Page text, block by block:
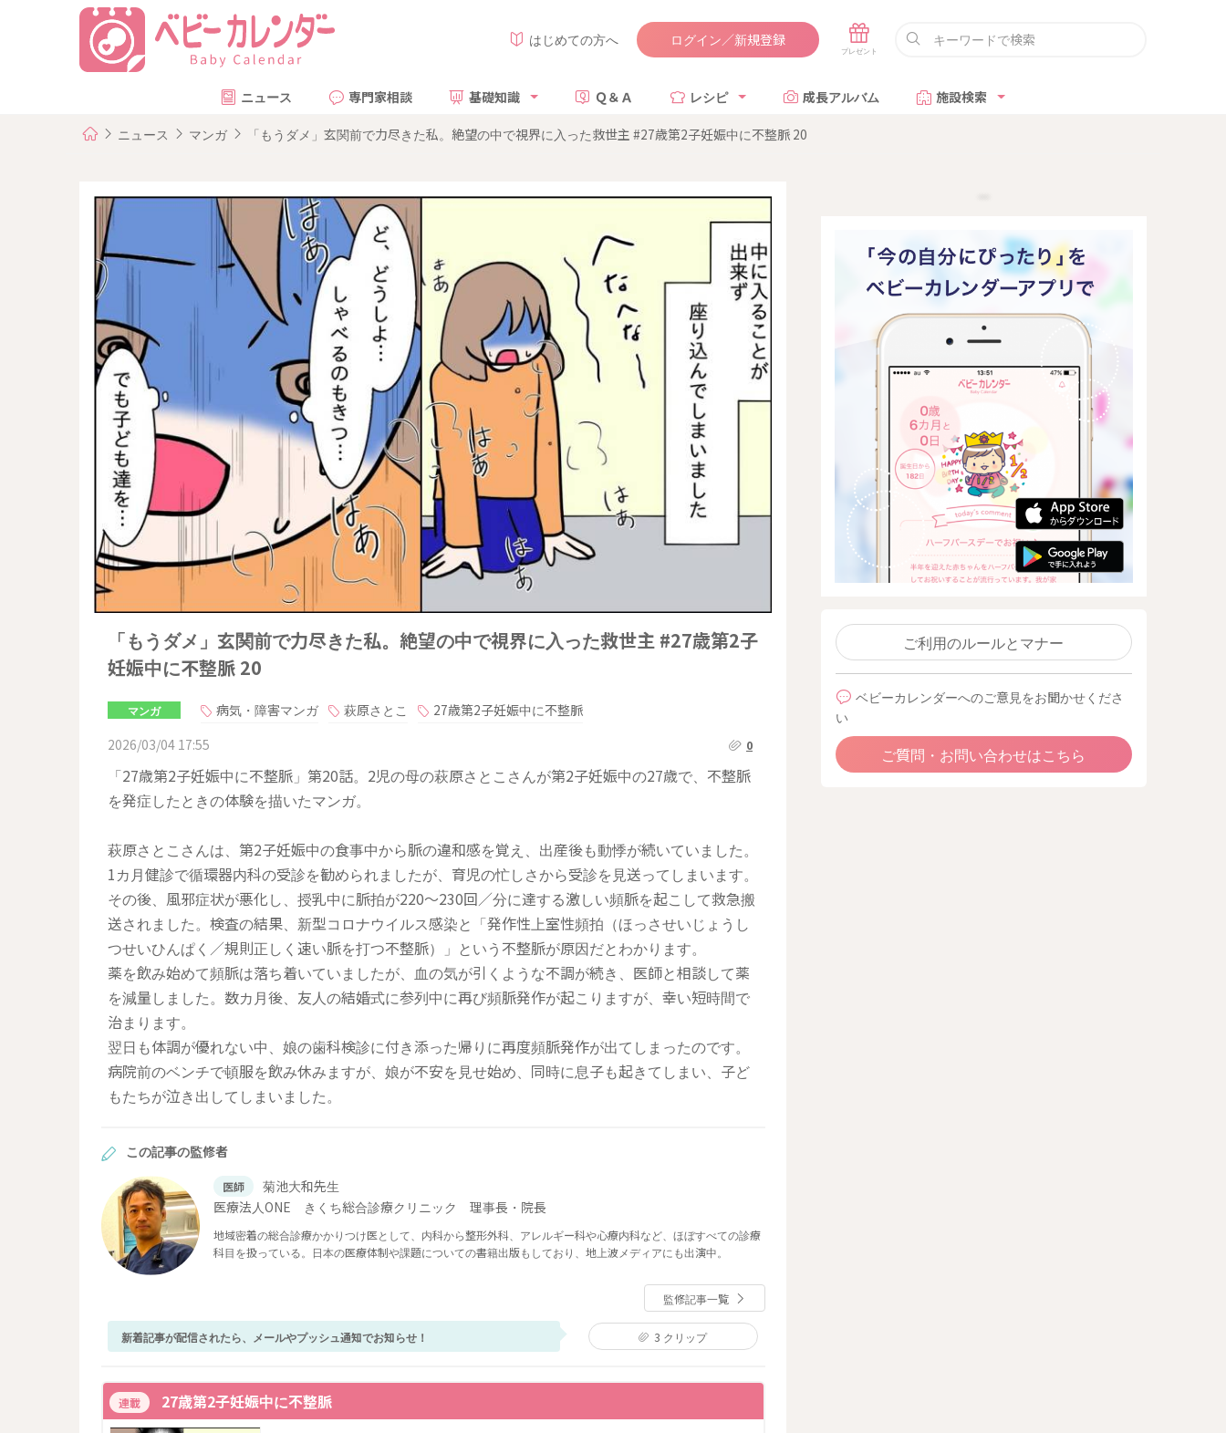
はじめての方へ ログイン／新規登録
ニュース 専門家相談 基礎知識 Ｑ＆Ａ レシピ 成長アルバム 施設検索
ニュース マンガ 「もうダメ」玄関前で力尽きた私。絶望の中で視界に入った救世主 #27歳第2子妊娠中に不整脈 20
「もうダメ」玄関前で力尽きた私。絶望の中で視界に入った救世主 #27歳第2子
妊娠中に不整脈 20
マンガ 病気・障害マンガ 萩原さとこ
27歳第2子妊娠中に不整脈
2026/03/04 17:55
0
「27歳第2子妊娠中に不整脈」第20話。2児の母の萩原さとこさんが第2子妊娠中の27歳で、不整脈
を発症したときの体験を描いたマンガ。
萩原さとこさんは、第2子妊娠中の食事中から脈の違和感を覚え、出産後も動悸が続いていました。
1カ月健診で循環器内科の受診を勧められましたが、育児の忙しさから受診を見送ってしまいます。
その後、風邪症状が悪化し、授乳中に脈拍が220〜230回／分に達する激しい頻脈を起こして救急搬
送されました。検査の結果、新型コロナウイルス感染と「発作性上室性頻拍（ほっさせいじょうし
つせいひんぱく／規則正しく速い脈を打つ不整脈）」という不整脈が原因だとわかります。
薬を飲み始めて頻脈は落ち着いていましたが、血の気が引くような不調が続き、医師と相談して薬
を減量しました。数カ月後、友人の結婚式に参列中に再び頻脈発作が起こりますが、幸い短時間で
治まります。
翌日も体調が優れない中、娘の歯科検診に付き添った帰りに再度頻脈発作が出てしまったのです。
病院前のベンチで頓服を飲み休みますが、娘が不安を見せ始め、同時に息子も起きてしまい、子ど
もたちが泣き出してしまいました。
この記事の監修者
医師
菊池大和先生
医療法人ONE きくち総合診療クリニック 理事長・院長
地域密着の総合診療かかりつけ医として、内科から整形外科、アレルギー科や心療内科など、ほぼすべての診療
科目を扱っている。日本の医療体制や課題についての書籍出版もしており、地上波メディアにも出演中。
監修記事一覧
新着記事が配信されたら、メールやプッシュ通知でお知らせ！ 3 クリップ
連載 27歳第2子妊娠中に不整脈
ご利用のルールとマナー
ベビーカレンダーへのご意見をお聞かせくださ
い
ご質問・お問い合わせはこちら